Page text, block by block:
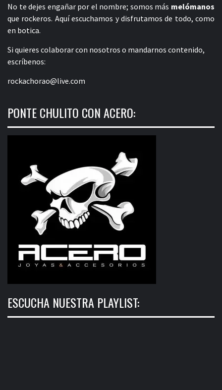
No te dejes engañar por el nombre; somos más melómanos
que rockeros. Aquí escuchamos y disfrutamos de todo, como
en botica.
Si quieres colaborar con nosotros o mandarnos contenido,
escríbenos:
rockachorao@live.com
PONTE CHULITO CON ACERO:
ESCUCHA NUESTRA PLAYLIST: